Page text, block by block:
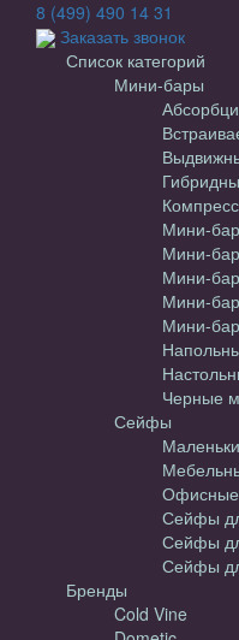
8 (499) 490 14 31
Заказать звонок
Список категорий
Мини-бары
Мини-
Мини-
Мини-
Мини-
Мини-
Черные
Сейфы
Сейфы
Сейфы
Сейфы
Бренды
Cold Vine